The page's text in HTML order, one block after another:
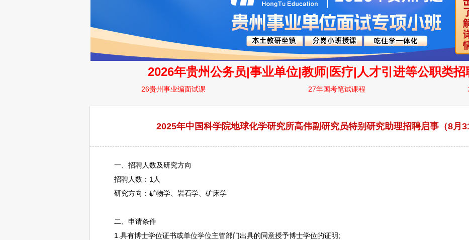
2025年中国科学院地球化学研究所高伟副研究员特别研究助理招聘启事（8月
一、 招聘人数及研究方向
招聘人数：1人
研究方向：矿物学、岩石学、矿床学
二、申请条件
1.具有博士学位证书或单位学位主管部门出具的同意授予博士学位的证明;